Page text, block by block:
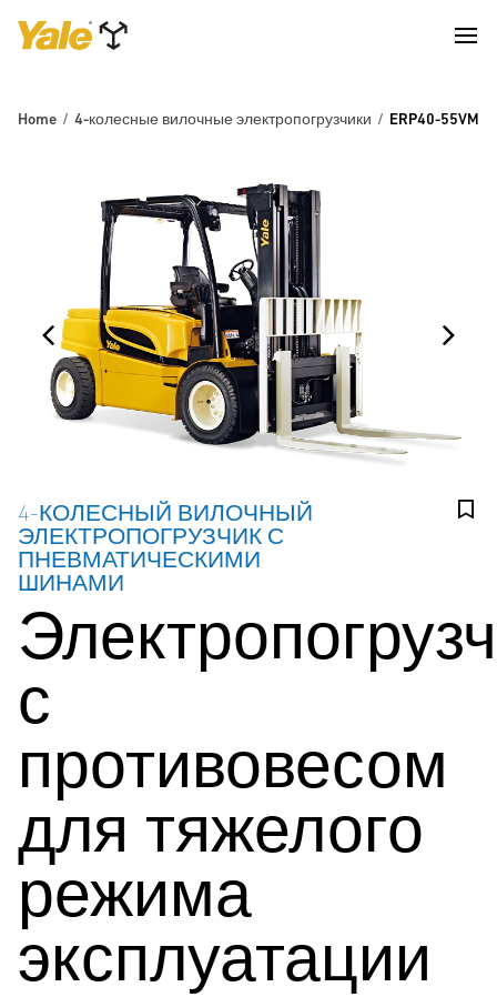
Home 4-колесные вилочные электропогрузчики ERP40-55VM
4-КОЛЕСНЫЙ ВИЛОЧНЫЙ
ЭЛЕКТРОПОГРУЗЧИК С
ПНЕВМАТИЧЕСКИМИ
ШИНАМИ
с
противовесом
для тяжелого
режима
эксплуатации